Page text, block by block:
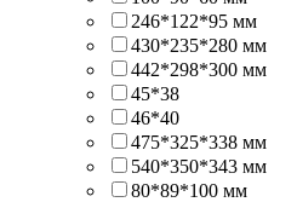
246*122*95 мм
430*235*280 мм
442*298*300 мм
45*38
46*40
475*325*338 мм
540*350*343 мм
80*89*100 мм